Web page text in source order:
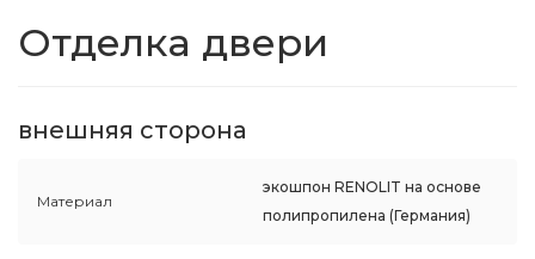
Отделка двери
внешняя сторона
Материал
экошпон RENOLIT на основе
полипропилена (Германия)